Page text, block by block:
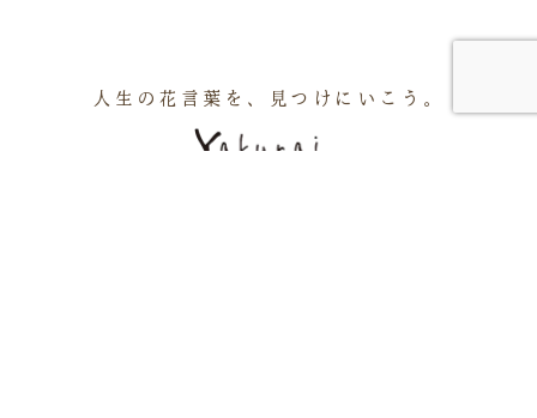
人生の花言葉を、見つけにいこう。